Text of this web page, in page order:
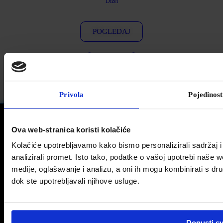
Privola
Ova web-stranica koristi kolačiće
Kolačiće upotrebljavamo kako bismo personalizirali sadržaj
analizirali promet. Isto tako, podatke o vašoj upotrebi naše
medije, oglašavanje i analizu, a oni ih mogu kombinirati s
dok ste upotrebljavali njihove usluge.
POGLEDAJ
Facebook